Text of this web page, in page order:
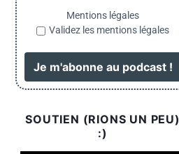
Mentions légales
Validez les mentions légales
SOUTIEN (RIONS UN PEU)
:)